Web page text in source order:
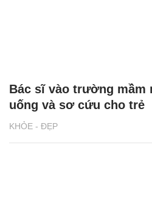
KHỎE - ĐẸP
Bác sĩ vào trường mầm
uống và sơ cứu cho trẻ